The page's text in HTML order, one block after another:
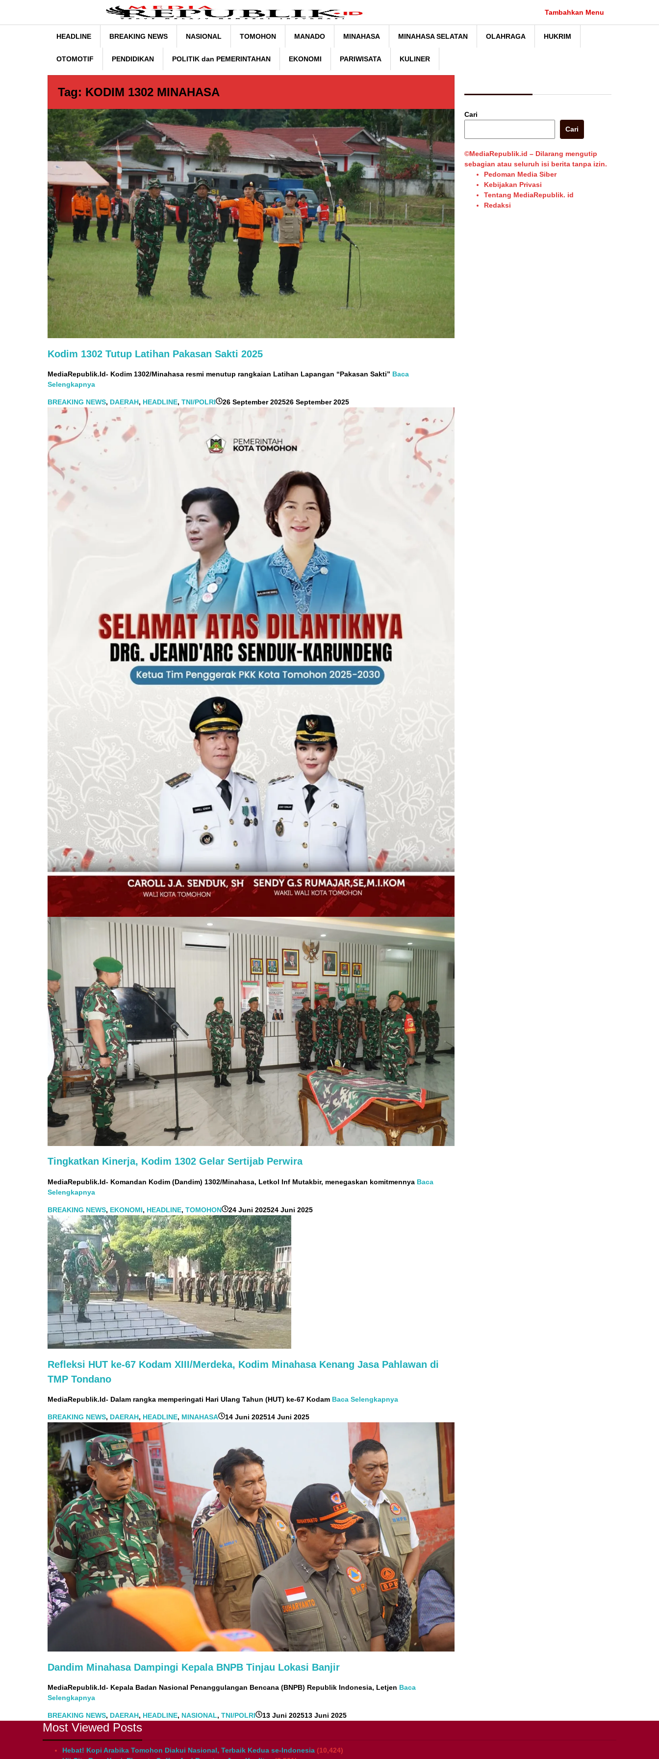
konten
Tambahkan Menu
HEADLINE BREAKING NEWS NASIONAL TOMOHON MANADO MINAHASA MINAHASA SELATAN OLAHRAGA HUKRIM
OTOMOTIF PENDIDIKAN POLITIK dan PEMERINTAHAN EKONOMI PARIWISATA KULINER
Tag: KODIM 1302 MINAHASA
Kodim 1302 Tutup Latihan Pakasan Sakti 2025
MediaRepublik.Id- Kodim 1302/Minahasa resmi menutup rangkaian Latihan Lapangan “Pakasan Sakti” Baca
Selengkapnya
BREAKING NEWS, DAERAH, HEADLINE, TNI/POLRI 26 September 202526 September 2025oleh
RedaksiMR
Tingkatkan Kinerja, Kodim 1302 Gelar Sertijab Perwira
MediaRepublik.Id- Komandan Kodim (Dandim) 1302/Minahasa, Letkol Inf Mutakbir, menegaskan komitmennya Baca
Selengkapnya
BREAKING NEWS, EKONOMI, HEADLINE, TOMOHON 24 Juni 202524 Juni 2025oleh
Refleksi HUT ke-67 Kodam XIII/Merdeka, Kodim Minahasa Kenang Jasa Pahlawan di
TMP Tondano
MediaRepublik.Id- Dalam rangka memperingati Hari Ulang Tahun (HUT) ke-67 Kodam Baca Selengkapnya
BREAKING NEWS, DAERAH, HEADLINE, MINAHASA 14 Juni 202514 Juni 2025oleh
Dandim Minahasa Dampingi Kepala BNPB Tinjau Lokasi Banjir
MediaRepublik.Id- Kepala Badan Nasional Penanggulangan Bencana (BNPB) Republik Indonesia, Letjen Baca
Selengkapnya
BREAKING NEWS, DAERAH, HEADLINE, NASIONAL, TNI/POLRI 13 Juni 202513 Juni 2025oleh
Cari
Cari
©MediaRepublik.id – Dilarang mengutip
sebagian atau seluruh isi berita tanpa izin.
Pedoman Media Siber
Kebijakan Privasi
Tentang MediaRepublik. id
Redaksi
Most Viewed Posts
Hebat! Kopi Arabika Tomohon Diakui Nasional, Terbaik Kedua se-Indonesia (10,424)